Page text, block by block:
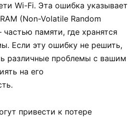
Wi-Fi. Эта ошибка указывает
(Non-Volatile Random
памяти, где хранятся
Если эту ошибку не решить,
различные проблемы с вашим
на его
привести к потере